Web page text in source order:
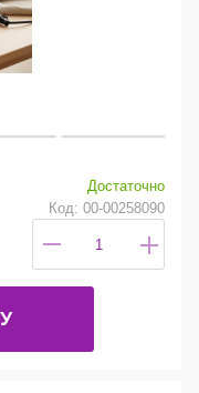
Достаточно
Код: 00-00258090